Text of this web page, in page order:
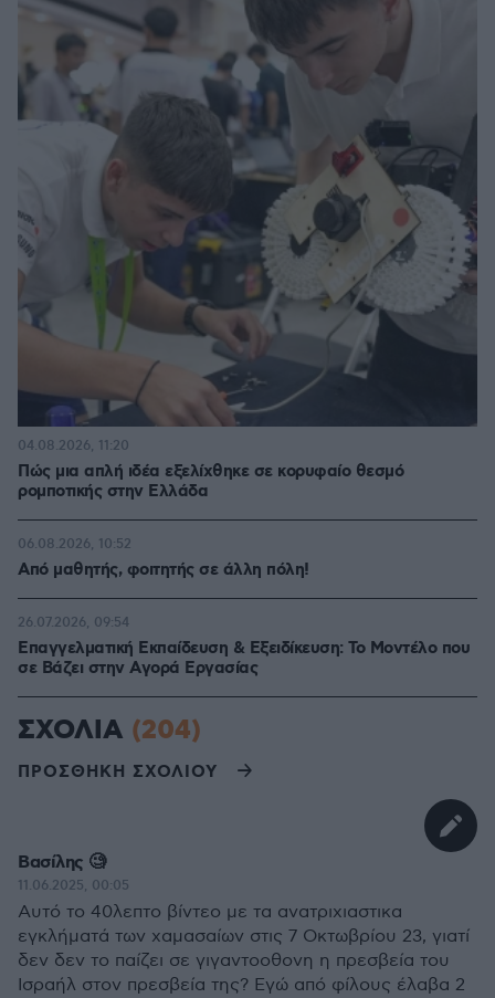
Πώς μια απλή ιδέα εξελίχθηκε σε κορυφαίο θεσμό
ρομποτικής στην Ελλάδα
04.08.2026, 11:20
Από μαθητής, φοιτητής σε άλλη πόλη!
06.08.2026, 10:52
Επαγγελματική Εκπαίδευση & Εξειδίκευση: Το Mοντέλο που
σε Bάζει στην Aγορά Eργασίας
26.07.2026, 09:54
ΣΧΟΛΙΑ (204)
ΠΡΟΣΘΗΚΗ ΣΧΟΛΙΟΥ
Βασίλης 🧐
11.06.2025, 00:05
Αυτό το 40λεπτο βίντεο με τα ανατριχιαστικα
εγκλήματά των χαμασαίων στις 7 Οκτωβρίου 23, γιατί
δεν δεν το παίζει σε γιγαντοοθονη η πρεσβεία του
Ισραήλ στον πρεσβεία της? Εγώ από φίλους έλαβα 2